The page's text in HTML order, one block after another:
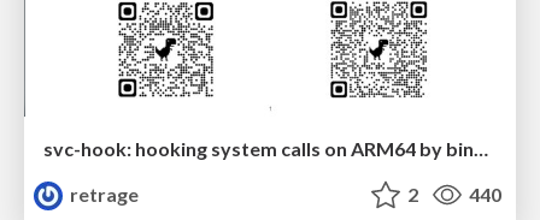
svc-hook: hooking system calls on ARM64 by binary rewriting
retrage
2 440